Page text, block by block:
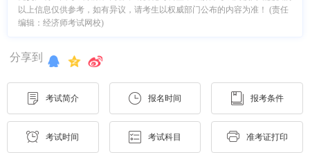
以上信息仅供参考，如有异议，请考生以权威部门公布的内容为准！ (责任
编辑：经济师考试网校)
分享到
考试简介 报名时间 报考条件
考试时间 考试科目 准考证打印